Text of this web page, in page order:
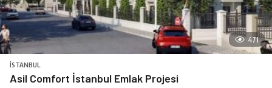
471
İSTANBUL
Asil Comfort İstanbul Emlak Projesi